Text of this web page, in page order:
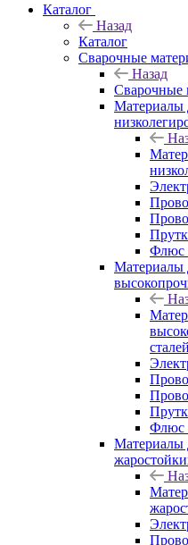
Каталог
Назад
Каталог
Сварочные
Назад
Сварочные
Материалы
Флюс
Материалы
сталей
Флюс
Материалы